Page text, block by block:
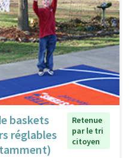
baskets
réglables
Retenue
par le tri
citoyen